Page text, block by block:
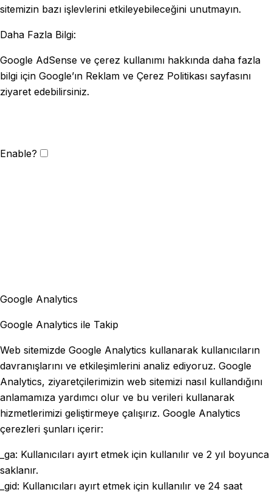
sitemizin bazı işlevlerini etkileyebileceğini unutmayın.
Daha Fazla Bilgi:
Google AdSense ve çerez kullanımı hakkında daha fazla
bilgi için Google’ın Reklam ve Çerez Politikası sayfasını
ziyaret edebilirsiniz.
Enable?
Google Analytics
Google Analytics ile Takip
Web sitemizde Google Analytics kullanarak kullanıcıların
davranışlarını ve etkileşimlerini analiz ediyoruz. Google
Analytics, ziyaretçilerimizin web sitemizi nasıl kullandığını
anlamamıza yardımcı olur ve bu verileri kullanarak
hizmetlerimizi geliştirmeye çalışırız. Google Analytics
çerezleri şunları içerir:
_ga: Kullanıcıları ayırt etmek için kullanılır ve 2 yıl boyunca
saklanır.
_gid: Kullanıcıları ayırt etmek için kullanılır ve 24 saat